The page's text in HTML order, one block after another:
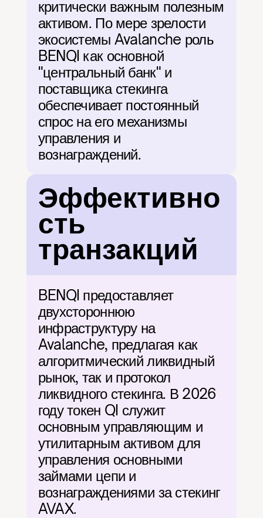
критически важным полезным
активом. По мере зрелости
экосистемы Avalanche роль
BENQI как основной
"центральный банк" и
поставщика стекинга
обеспечивает постоянный
спрос на его механизмы
управления и
вознаграждений.
Эффективно
сть
транзакций
BENQI предоставляет
двухстороннюю
инфраструктуру на
Avalanche, предлагая как
алгоритмический ликвидный
рынок, так и протокол
ликвидного стекинга. В 2026
году токен QI служит
основным управляющим и
утилитарным активом для
управления основными
займами цепи и
вознаграждениями за стекинг
AVAX.